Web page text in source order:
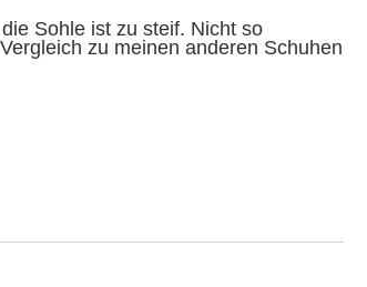
Sohle ist zu steif. Nicht so
zu meinen anderen Schuhen